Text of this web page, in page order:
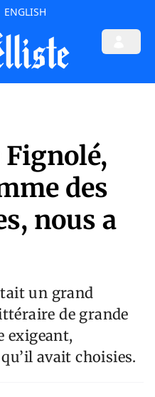
ENGLISH
Fignolé,
des
nous a
un grand
de grande
exigeant,
avait choisies.